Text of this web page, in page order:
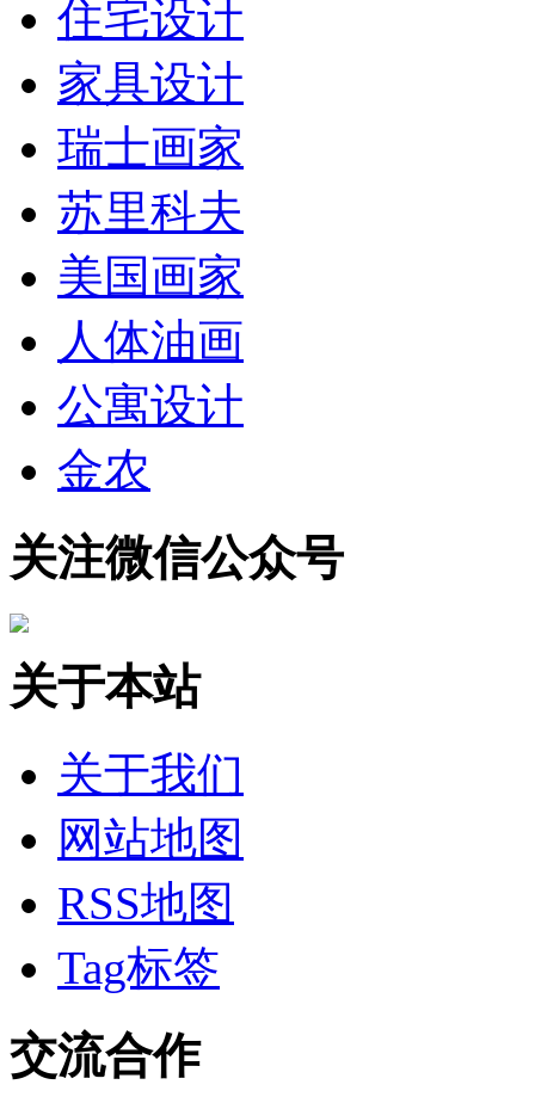
住宅设计
家具设计
瑞士画家
苏里科夫
美国画家
人体油画
公寓设计
金农
关注微信公众号
关于本站
关于我们
网站地图
RSS地图
Tag标签
交流合作